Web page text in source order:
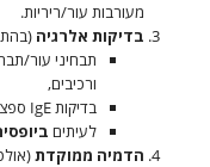
מעורבות עור/ריריות.
בדיקות אלרגיה
ורכיבים,
בדיקות IgE ספציפי כשיש חשד לרגישות מיידית,
לעיתים
הדמיה ממוקדת